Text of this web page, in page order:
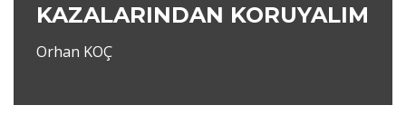
KAZALARINDAN KORUYALIM
Orhan KOÇ